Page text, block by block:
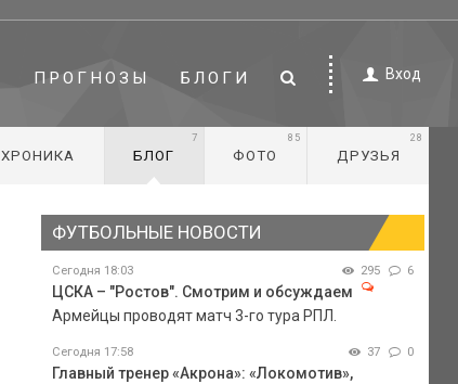
ПРОГНОЗЫ БЛОГИ Вход
ХРОНИКА БЛОГ
7
ФОТО
85
ДРУЗЬЯ
28
ФУТБОЛЬНЫЕ НОВОСТИ
Сегодня 18:03 295 6
ЦСКА – "Ростов". Смотрим и обсуждаем
Армейцы проводят матч 3-го тура РПЛ.
Сегодня 17:58 37 0
Главный тренер «Акрона»: «Локомотив»,